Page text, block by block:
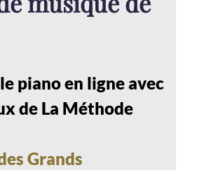
piano en ligne avec
de La Méthode
Grands